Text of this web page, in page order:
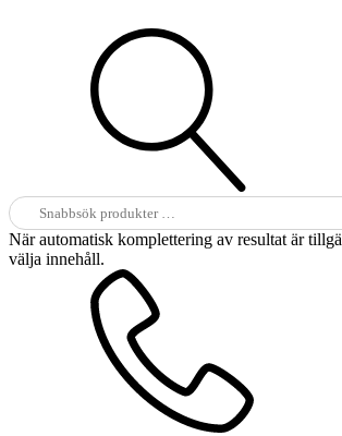
Sök
efter:
När automatisk komplettering av resultat är
välja innehåll.